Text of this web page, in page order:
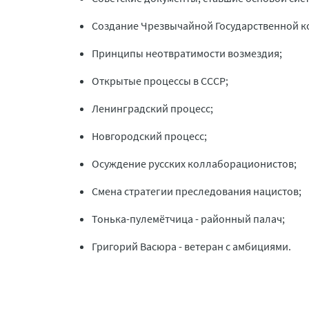
Создание Чрезвычайной Государственной
Принципы неотвратимости возмездия;
Открытые процессы в СССР;
Ленинградский процесс;
Новгородский процесс;
Осуждение русских коллаборационистов;
Смена стратегии преследования нацистов;
Тонька-пулемётчица - районный палач;
Григорий Васюра - ветеран с амбициями.